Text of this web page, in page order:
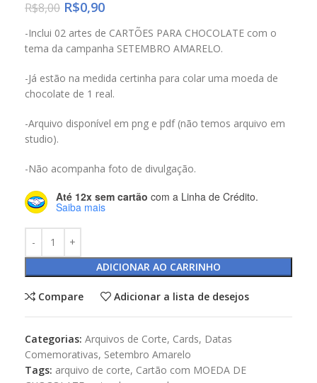
R$8,00 R$0,90
-Inclui 02 artes de CARTÕES PARA CHOCOLATE com o
tema da campanha SETEMBRO AMARELO.
-Já estão na medida certinha para colar uma moeda de
chocolate de 1 real.
-Arquivo disponível em png e pdf (não temos arquivo em
studio).
-Não acompanha foto de divulgação.
Até 12x sem cartão com a Linha de Crédito.
Saiba mais
ADICIONAR AO CARRINHO
Compare Adicionar a lista de desejos
Categorias: Arquivos de Corte, Cards, Datas
Comemorativas, Setembro Amarelo
Tags: arquivo de corte, Cartão com MOEDA DE